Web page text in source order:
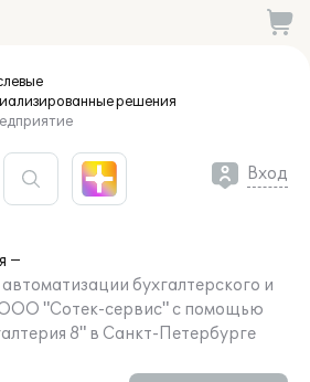
решения
Вход
бухгалтерского и
ООО "Сотек-сервис" с помощью
8" в Санкт-Петербурге